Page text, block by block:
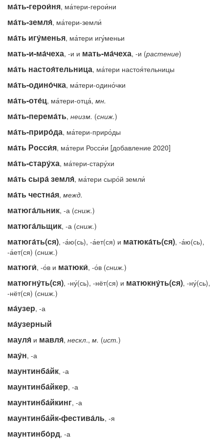
ма́ть-герои́ня, ма́тери-герои́ни
ма́ть-земля́, ма́тери-земли́
ма́ть игу́менья, ма́тери игу́меньи
мать-и-ма́чеха, -и и мать-ма́чеха, -и (растение)
ма́ть настоя́тельница, ма́тери настоя́тельницы
ма́ть-одино́чка, ма́тери-одино́чки
ма́ть-оте́ц, ма́тери-отца́, мн.
ма́ть-перема́ть, неизм. (сниж.)
ма́ть-приро́да, ма́тери-приро́ды
ма́ть Росси́я, ма́тери Росси́и [добавление 2020]
ма́ть-стару́ха, ма́тери-стару́хи
ма́ть сыра́ земля́, ма́тери сыро́й земли́
ма́ть честна́я, межд.
матюга́льник, -а (сниж.)
матюга́льщик, -а (сниж.)
матюга́ть(ся), -а́ю(сь), -а́ет(ся) и матюка́ть(ся), -а́ю(сь),
-а́ет(ся) (сниж.)
матюги́, -о́в и матюки́, -о́в (сниж.)
матюгну́ть(ся), -ну́(сь), -нёт(ся) и матюкну́ть(ся), -ну́(сь),
-нёт(ся) (сниж.)
ма́узер, -а
ма́узерный
мауля́ и мавля́, нескл., м. (ист.)
мау́н, -а
маунтинба́йк, -а
маунтинба́йкер, -а
маунтинба́йкинг, -а
маунтинба́йк-фестива́ль, -я
маунтинбо́рд, -а